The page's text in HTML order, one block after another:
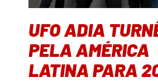
UFO ADIA
PELA AMÉRICA
LATINA PARA